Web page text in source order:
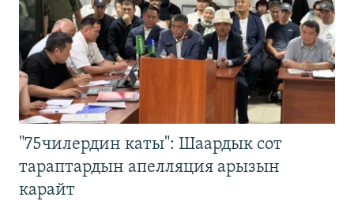
"75чилердин каты": Шаардык сот
тараптардын апелляция арызын
карайт